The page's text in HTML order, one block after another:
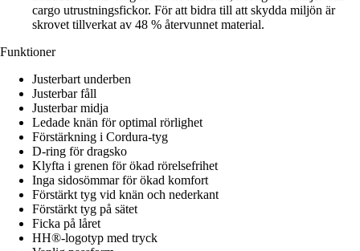
cargo utrustningsfickor. För att bidra till att skydda miljön är
skrovet tillverkat av 48 % återvunnet material.
Funktioner
Justerbart underben
Justerbar fåll
Justerbar midja
Ledade knän för optimal rörlighet
Förstärkning i Cordura-tyg
D-ring för dragsko
Klyfta i grenen för ökad rörelsefrihet
Inga sidosömmar för ökad komfort
Förstärkt tyg vid knän och nederkant
Förstärkt tyg på sätet
Ficka på låret
HH®-logotyp med tryck